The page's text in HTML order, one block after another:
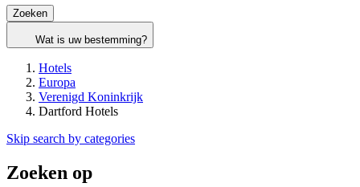
Zoeken
Wat is uw bestemming?
Hotels
Europa
Verenigd Koninkrijk
Dartford Hotels
Skip search by categories
Zoeken op